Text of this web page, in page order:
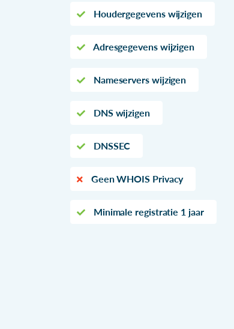
Houdergegevens wijzigen
Adresgegevens wijzigen
Nameservers wijzigen
DNS wijzigen
DNSSEC
Geen WHOIS Privacy
Minimale registratie 1 jaar